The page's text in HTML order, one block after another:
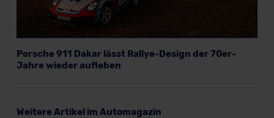
Porsche 911 Dakar lässt Rallye-Design der 70er-
Jahre wieder aufleben
Weitere Artikel im Automagazin